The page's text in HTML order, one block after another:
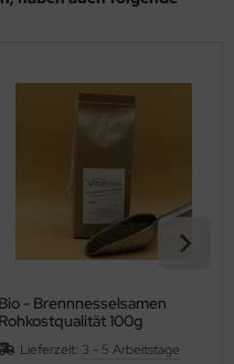
Bio - Brennnesselsamen
Rohkostqualität 100g
Lieferzeit: 3 - 5 Arbeitstage